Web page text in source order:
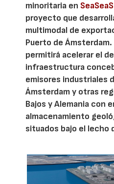
minoritaria en
proyecto que
multimodal de
Puerto de
permitirá acelerar el
infraestructura
emisores industriales
Ámsterdam y otras
Bajos y Alemania con
almacenamiento
situados bajo el lecho